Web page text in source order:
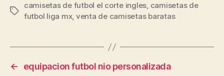
Etiquetas
camisetas de futbol el corte ingles, camisetas de
futbol liga mx, venta de camisetas baratas
←
equipacion futbol nio personalizada